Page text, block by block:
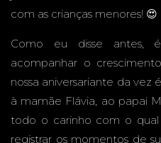
com as crianças menores! 😍
Como eu disse antes,
acompanhar o
nossa aniversariante da vez
à mamãe Flávia, ao papai
todo o carinho com o
registrar os momentos de